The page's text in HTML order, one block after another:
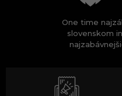
One time
slovenskom